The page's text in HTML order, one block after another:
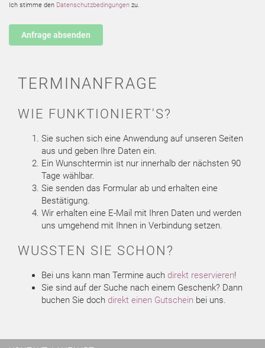
Ich stimme den Datenschutzbedingungen zu.
Anfrage absenden
TERMINANFRAGE
WIE FUNKTIONIERT'S?
Sie suchen sich eine Anwendung auf unseren Seiten
aus und geben Ihre Daten ein.
Ein Wunschtermin ist nur innerhalb der nächsten 90
Tage wählbar.
Sie senden das Formular ab und erhalten eine
Bestätigung.
Wir erhalten eine E-Mail mit Ihren Daten und werden
uns umgehend mit Ihnen in Verbindung setzen.
WUSSTEN SIE SCHON?
Bei uns kann man Termine auch direkt reservieren!
Sie sind auf der Suche nach einem Geschenk? Dann
buchen Sie doch direkt einen Gutschein bei uns.